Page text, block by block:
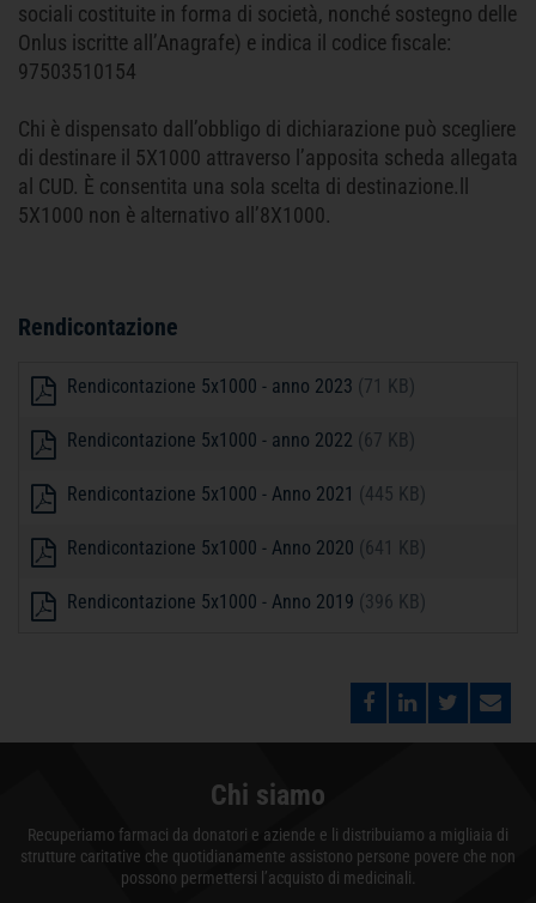
sociali costituite in forma di società, nonché sostegno delle
Onlus iscritte all’Anagrafe) e indica il codice fiscale:
97503510154
Chi è dispensato dall’obbligo di dichiarazione può scegliere
di destinare il 5X1000 attraverso l’apposita scheda allegata
al CUD. È consentita una sola scelta di destinazione.ll
5X1000 non è alternativo all’8X1000.
Rendicontazione
Rendicontazione 5x1000 - anno 2023 (71 KB)
Rendicontazione 5x1000 - anno 2022 (67 KB)
Rendicontazione 5x1000 - Anno 2021 (445 KB)
Rendicontazione 5x1000 - Anno 2020 (641 KB)
Rendicontazione 5x1000 - Anno 2019 (396 KB)
Chi siamo
Recuperiamo farmaci da donatori e aziende e li distribuiamo a migliaia di
strutture caritative che quotidianamente assistono persone povere che non
possono permettersi l’acquisto di medicinali.